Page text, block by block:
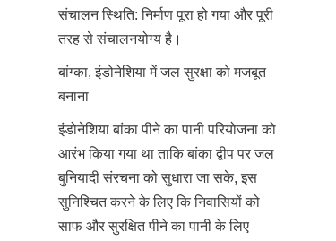
संचालन स्थिति: निर्माण पूरा हो गया और पूरी
तरह से संचालनयोग्य है।
बांग्का, इंडोनेशिया में जल सुरक्षा को मजबूत
बनाना
इंडोनेशिया बांका पीने का पानी परियोजना को
आरंभ किया गया था ताकि बांका द्वीप पर जल
बुनियादी संरचना को सुधारा जा सके, इस
सुनिश्चित करने के लिए कि निवासियों को
साफ और सुरक्षित पीने का पानी के लिए